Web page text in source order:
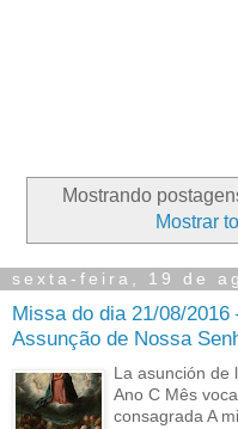
Mostrando
Mostrar
sexta-feira, 19 de
Missa do dia 21/08/2016
Assunção de Nossa
La asunción de
Ano C Mês
consagrada A